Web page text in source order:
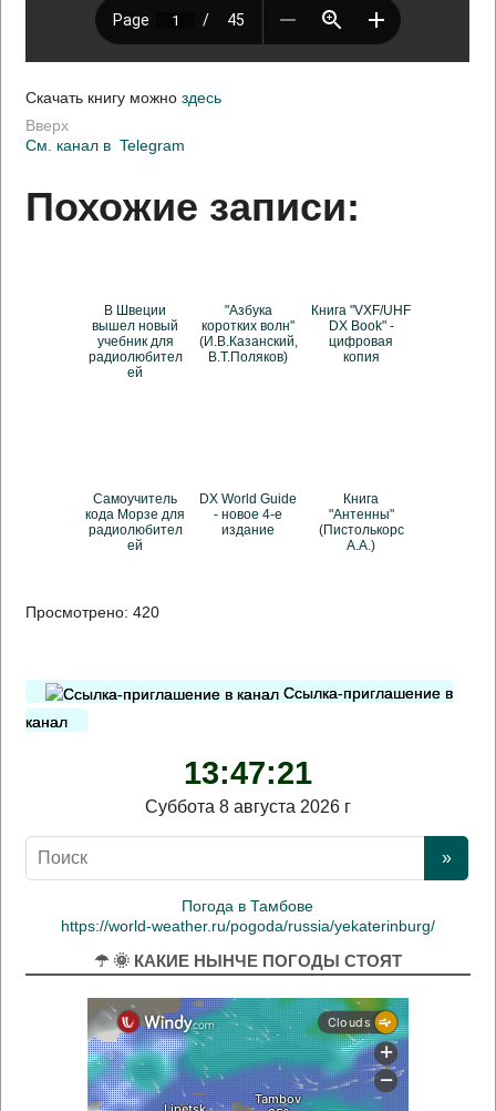
Скачать книгу можноздесь
Вверх
См. канал в Telegram
Похожие записи:
В Швеции
вышел новый
учебник для
радиолюбител
ей
"Азбука
коротких волн"
(И.В.Казанский,
В.Т.Поляков)
Книга "VXF/UHF
DX Book" -
цифровая
копия
Самоучитель
кода Морзе для
радиолюбител
ей
DX World Guide
- новое 4-е
издание
Книга
"Антенны"
(Пистолькорс
А.А.)
Просмотрено:420
Ссылка-приглашение в
канал
13:47:22
Суббота 8 августа 2026 г
Погода в Тамбове
https://world-weather.ru/pogoda/russia/yekaterinburg/
☂ 🌞 КАКИЕ НЫНЧЕ ПОГОДЫ СТОЯТ